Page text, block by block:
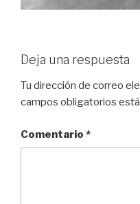
Deja una respuesta
Tu dirección de correo
campos obligatorios
Comentario *